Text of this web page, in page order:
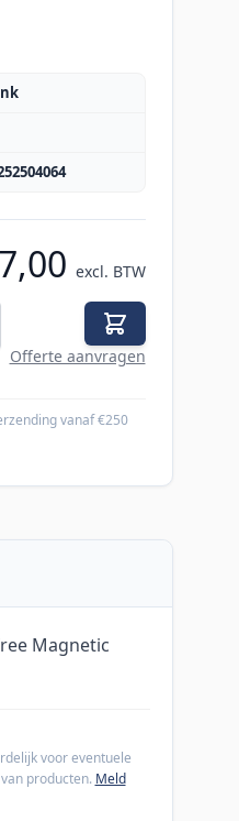
excl. BTW
Offerte aanvragen
vanaf €250
Magnetic
voor eventuele
producten. Meld